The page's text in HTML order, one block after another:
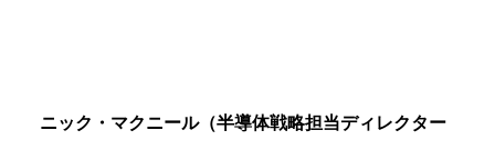
ニック・マクニール（半導体戦略担当ディレクター